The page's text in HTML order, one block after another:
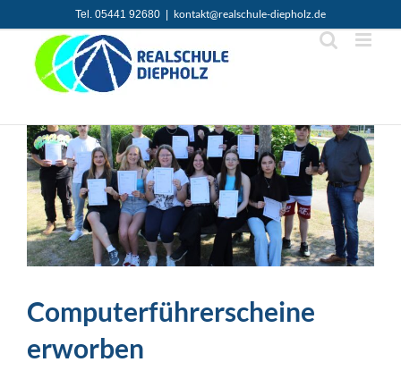
Inhalt
springen
Tel. 05441 92680 kontakt@realschule-diepholz.de
Computerführerscheine
erworben